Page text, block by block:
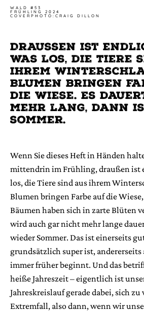
WALD #53
FRÜHLING 2024
COVERPHOTO:CRAIG DILLON
Draussen ist
was los, die Tiere
ihrem
Blumen bringen
die Wiese. Es
mehr lang, dann
sommer.
Wenn Sie dieses Heft in Händen
mittendrin im Frühling, draußen ist
los, die Tiere sind aus ihrem
Blumen bringen Farbe auf die
Bäumen haben sich in zarte Blüten
wird auch gar nicht mehr lange
wieder Sommer. Das ist einerseits
grundsätzlich super ist,
immer früher beginnt. Und das
heiße Jahreszeit – eigentlich ist
Jahreskreislauf gerade dabei, sich zu
Extremfall, also dann, wenn wir